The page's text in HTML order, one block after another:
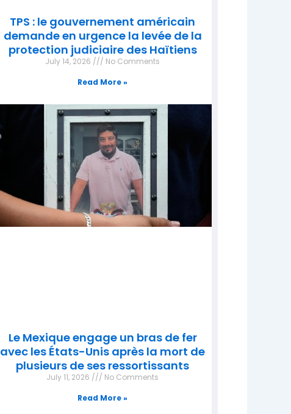
TPS : le gouvernement américain
demande en urgence la levée de la
protection judiciaire des Haïtiens
July 14, 2026
No Comments
Read More »
Le Mexique engage un bras de fer
avec les États-Unis après la mort de
plusieurs de ses ressortissants
July 11, 2026
No Comments
Read More »